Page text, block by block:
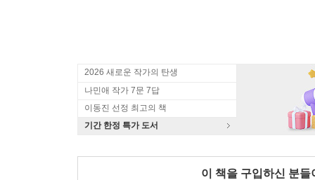
2026 새로운 작가의 탄생
나민애 작가 7문 7답
이동진 선정 최고의 책
기간 한정 특가 도서
이 책을 구입하신 분